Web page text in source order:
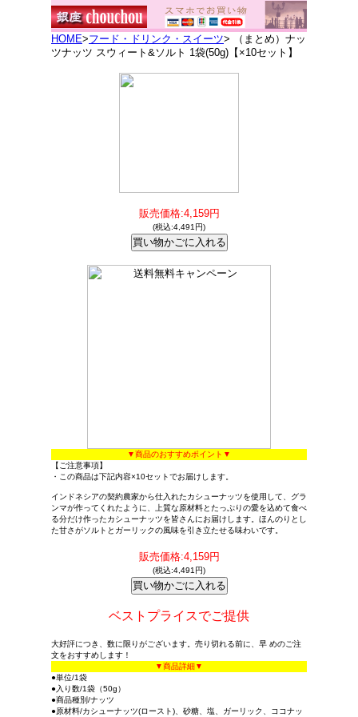
HOME>フード・ドリンク・スイーツ> （まとめ）ナッ
ツナッツ スウィート&ソルト 1袋(50g)【×10セット】
販売価格:4,159円
(税込:4,491円)
▼商品のおすすめポイント▼
【ご注意事項】
・この商品は下記内容×10セットでお届けします。
インドネシアの契約農家から仕入れたカシューナッツを使用して、グラ
ンマが作ってくれたように、上質な原材料とたっぷりの愛を込めて食べ
る分だけ作ったカシューナッツを皆さんにお届けします。ほんのりとし
た甘さがソルトとガーリックの風味を引き立たせる味わいです。
販売価格:4,159円
(税込:4,491円)
ベストプライスでご提供
大好評につき、数に限りがございます。売り切れる前に、早 めのご注
文をおすすめします！
▼商品詳細▼
●単位/1袋
●入り数/1袋（50g）
●商品種別/ナッツ
●原材料/カシューナッツ(ロースト)、砂糖、塩、ガーリック、ココナッ